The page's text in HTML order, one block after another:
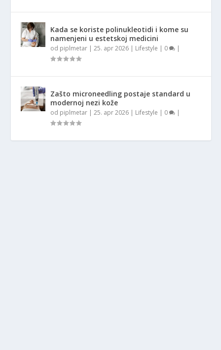
Kada se koriste polinukleotidi i kome su
namenjeni u estetskoj medicini
od piplmetar |25. apr 2026 | Lifestyle | 0 |
Zašto microneedling postaje standard u
modernoj nezi kože
od piplmetar |25. apr 2026 | Lifestyle | 0 |